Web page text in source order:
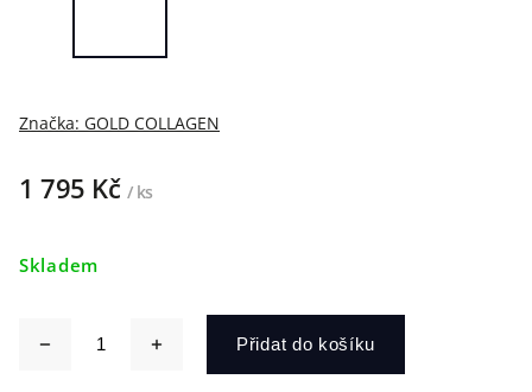
Značka: GOLD COLLAGEN
1 795 Kč / ks
Skladem
Přidat do košíku